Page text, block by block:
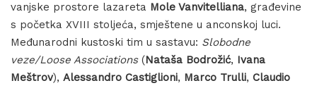
vanjske prostore lazareta Mole Vanvitelliana, građevine
s početka XVIII stoljeća, smještene u anconskoj luci.
Međunarodni kustoski tim u sastavu: Slobodne
veze/Loose Associations(Nataša Bodrožić, Ivana
Meštrov), Alessandro Castiglioni, Marco Trulli, Claudio